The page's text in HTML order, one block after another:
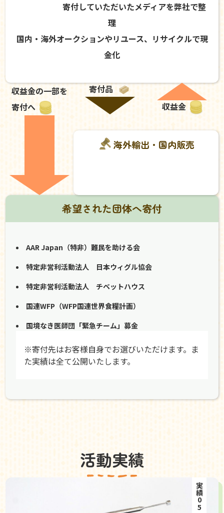
寄付していただいたメディアを弊社で整
理
国内・海外オークションやリユース、リサイクルで現
金化
収益金の一部を
寄付へ
寄付品
収益金
海外輸出・国内販売
希望された団体へ寄付
AAR Japan（特非）難民を助ける会
特定非営利活動法人 日本ウィグル協会
特定非営利活動法人 チベットハウス
国連WFP（WFP国連世界食糧計画）
国境なき医師団「緊急チーム」募金
※寄付先はお客様自身でお選びいただけます。ま
た実績は全て公開いたします。
活動実績
実績05